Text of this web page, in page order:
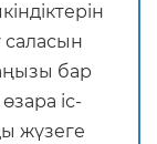
саласын
бар
іс-
жүзеге